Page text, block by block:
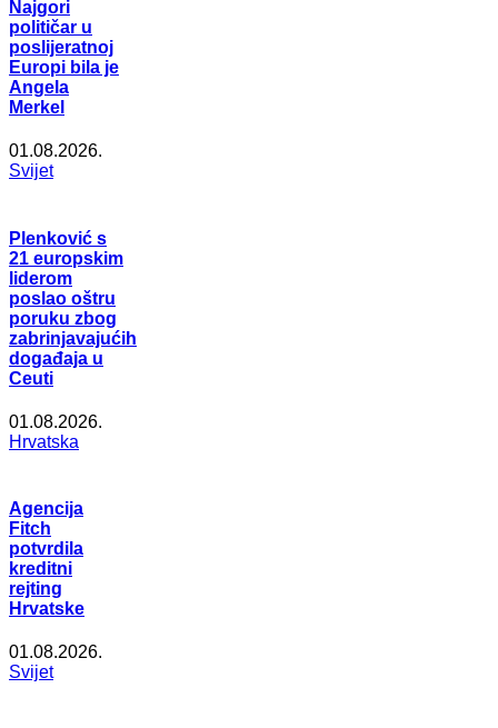
Najgori
političar u
poslijeratnoj
Europi bila je
Angela
Merkel
01.08.2026.
Svijet
Plenković s
21 europskim
liderom
poslao oštru
poruku zbog
zabrinjavajućih
događaja u
Ceuti
01.08.2026.
Hrvatska
Agencija
Fitch
potvrdila
kreditni
rejting
Hrvatske
01.08.2026.
Svijet